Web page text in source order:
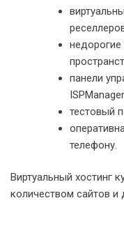
панели
тестовый
телефону.
Виртуальный хостинг
количеством сайтов